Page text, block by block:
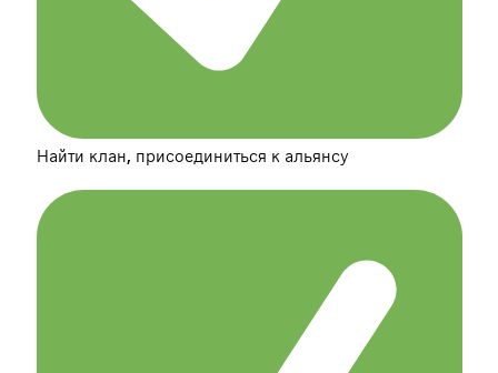
Найти клан, присоединиться к альянсу